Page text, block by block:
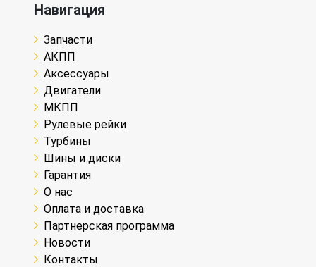
Навигация
Запчасти
АКПП
Аксессуары
Двигатели
МКПП
Рулевые рейки
Турбины
Шины и диски
Гарантия
О нас
Оплата и доставка
Партнерская программа
Новости
Контакты